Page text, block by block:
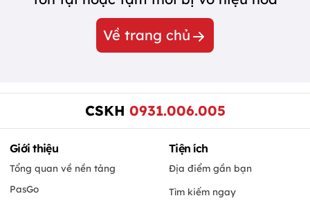
Về trang chủ
CSKH 0931.006.005
Giới thiệu
Tổng quan về nền tảng
PasGo
Tiện ích
Địa điểm gần bạn
Tìm kiếm ngay